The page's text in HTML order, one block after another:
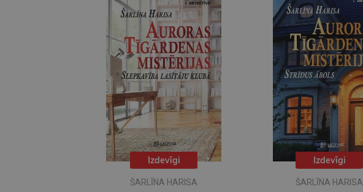
Izdevīgi
ŠARLĪNA HARISA
Izdevīgi
ŠARLĪNA HARISA